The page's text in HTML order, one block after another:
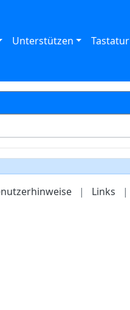
Unterstützen Tastatur
| Links |